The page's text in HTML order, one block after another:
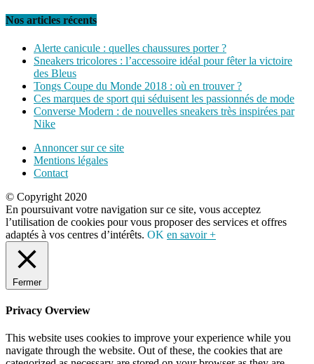
Nos articles récents
Alerte canicule : quelles chaussures porter ?
Sneakers tricolores : l’accessoire idéal pour fêter la victoire
des Bleus
Tongs Coupe du Monde 2018 : où en trouver ?
Ces marques de sport qui séduisent les passionnés de mode
Converse Modern : de nouvelles sneakers très inspirées par
Nike
Annoncer sur ce site
Mentions légales
Contact
© Copyright 2020
En poursuivant votre navigation sur ce site, vous acceptez
l’utilisation de cookies pour vous proposer des services et offres
adaptés à vos centres d’intérêts. OK en savoir +
Fermer
Privacy Overview
This website uses cookies to improve your experience while you
navigate through the website. Out of these, the cookies that are